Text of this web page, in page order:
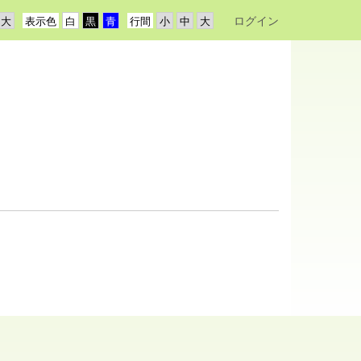
行間
表示色 ログイン